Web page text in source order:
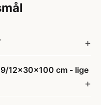
12x30x100 cm - lige